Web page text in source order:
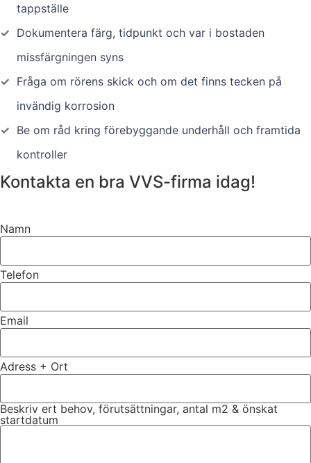
tappställe
✓ Dokumentera färg, tidpunkt och var i bostaden
missfärgningen syns
✓ Fråga om rörens skick och om det finns tecken på
invändig korrosion
✓ Be om råd kring förebyggande underhåll och framtida
kontroller
Kontakta en bra VVS-firma idag!
Namn
Telefon
Email
Adress + Ort
Beskriv ert behov, förutsättningar, antal m2 & önskat
startdatum